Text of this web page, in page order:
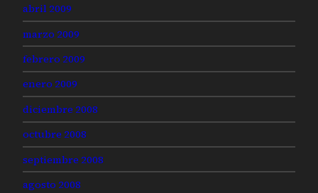
abril 2009
marzo 2009
febrero 2009
enero 2009
diciembre 2008
octubre 2008
septiembre 2008
agosto 2008